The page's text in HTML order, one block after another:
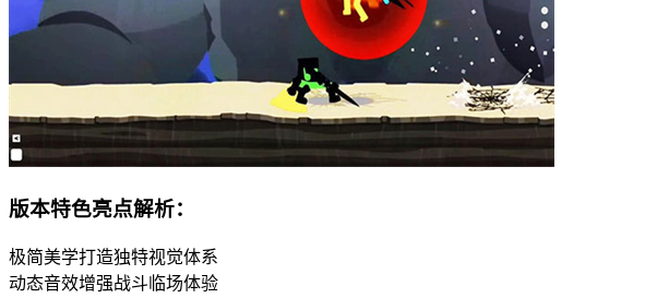
版本特色亮点解析：
极简美学打造独特视觉体系
动态音效增强战斗临场体验